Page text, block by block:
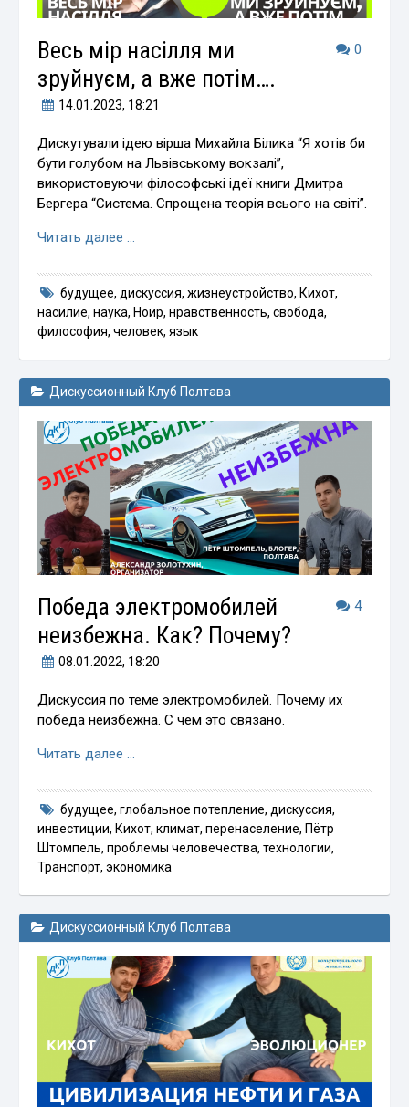
0
Весь мір насілля ми
зруйнуєм, а вже потім….
14.01.2023, 18:21
Дискутували ідею вірша Михайла Білика “Я хотів би
бути голубом на Львівському вокзалі”,
використовуючи філософські ідеї книги Дмитра
Бергера “Система. Спрощена теорія всього на світі”.
Читать далее …
будущее, дискуссия, жизнеустройство, Кихот,
насилие,наука, Ноир,нравственность,свобода,
философия,человек,язык
Дискуссионный Клуб Полтава
4
Победа электромобилей
неизбежна. Как? Почему?
08.01.2022, 18:20
Дискуссия по теме электромобилей. Почему их
победа неизбежна. С чем это связано.
Читать далее …
будущее, глобальное потепление, дискуссия,
инвестиции, Кихот,климат,перенаселение, Пётр
Штомпель,проблемы человечества,технологии,
Транспорт,экономика
Дискуссионный Клуб Полтава